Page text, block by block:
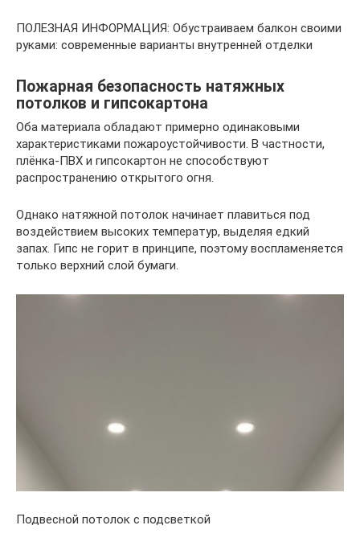
ПОЛЕЗНАЯ ИНФОРМАЦИЯ: Обустраиваем балкон своими
руками: современные варианты внутренней отделки
Пожарная безопасность натяжных
потолков и гипсокартона
Оба материала обладают примерно одинаковыми
характеристиками пожароустойчивости. В частности,
плёнка-ПВХ и гипсокартон не способствуют
распространению открытого огня.
Однако натяжной потолок начинает плавиться под
воздействием высоких температур, выделяя едкий
запах. Гипс не горит в принципе, поэтому воспламеняется
только верхний слой бумаги.
Подвесной потолок с подсветкой